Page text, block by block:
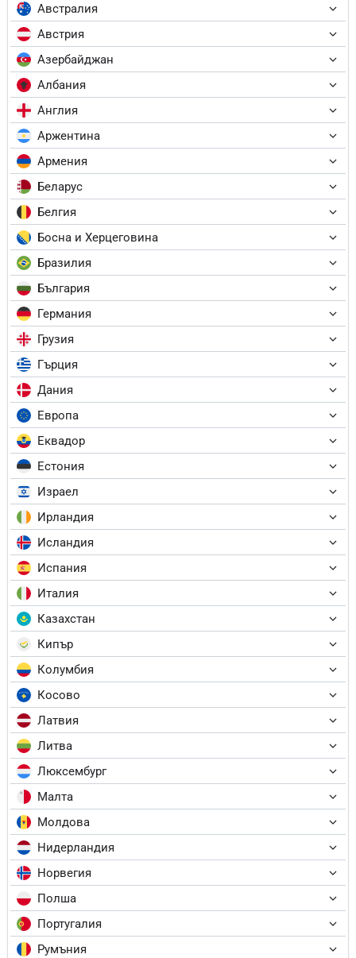
Австралия
Австрия
Азербайджан
Албания
Англия
Аржентина
Армения
Беларус
Белгия
Босна и Херцеговина
Бразилия
България
Германия
Грузия
Гърция
Дания
Европа
Еквадор
Естония
Израел
Ирландия
Исландия
Испания
Италия
Казахстан
Кипър
Колумбия
Косово
Латвия
Литва
Люксембург
Малта
Молдова
Нидерландия
Норвегия
Полша
Португалия
Румъния